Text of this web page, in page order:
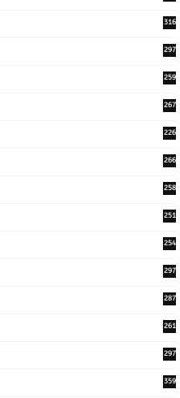
316
297
259
267
226
266
258
251
254
297
287
261
297
359